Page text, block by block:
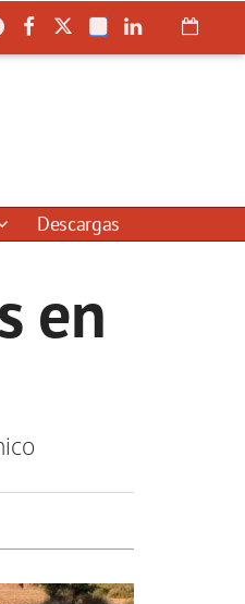
Descargas
en